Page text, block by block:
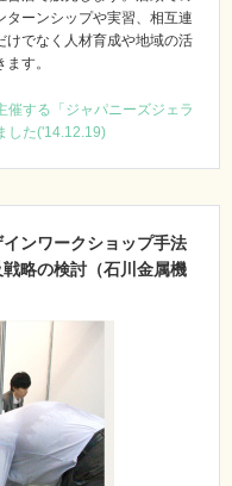
ーンシップや実習、相互連
けでなく人材育成や地域の活
す。
催する「ジャパニーズジェラ
した('14.12.19)
ンワークショップ手法
略の検討（石川金属機